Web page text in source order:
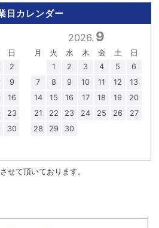
日カレンダー
日
2
9
16
23
30
2026. 9
月 火 水 木 金 土
日
1
2 3 4 5
6
7
8 9 10 11 12
13
14
15 16 17 18 19
20
21
22 23 24 25 26
27
28
29 30
せて頂いております。